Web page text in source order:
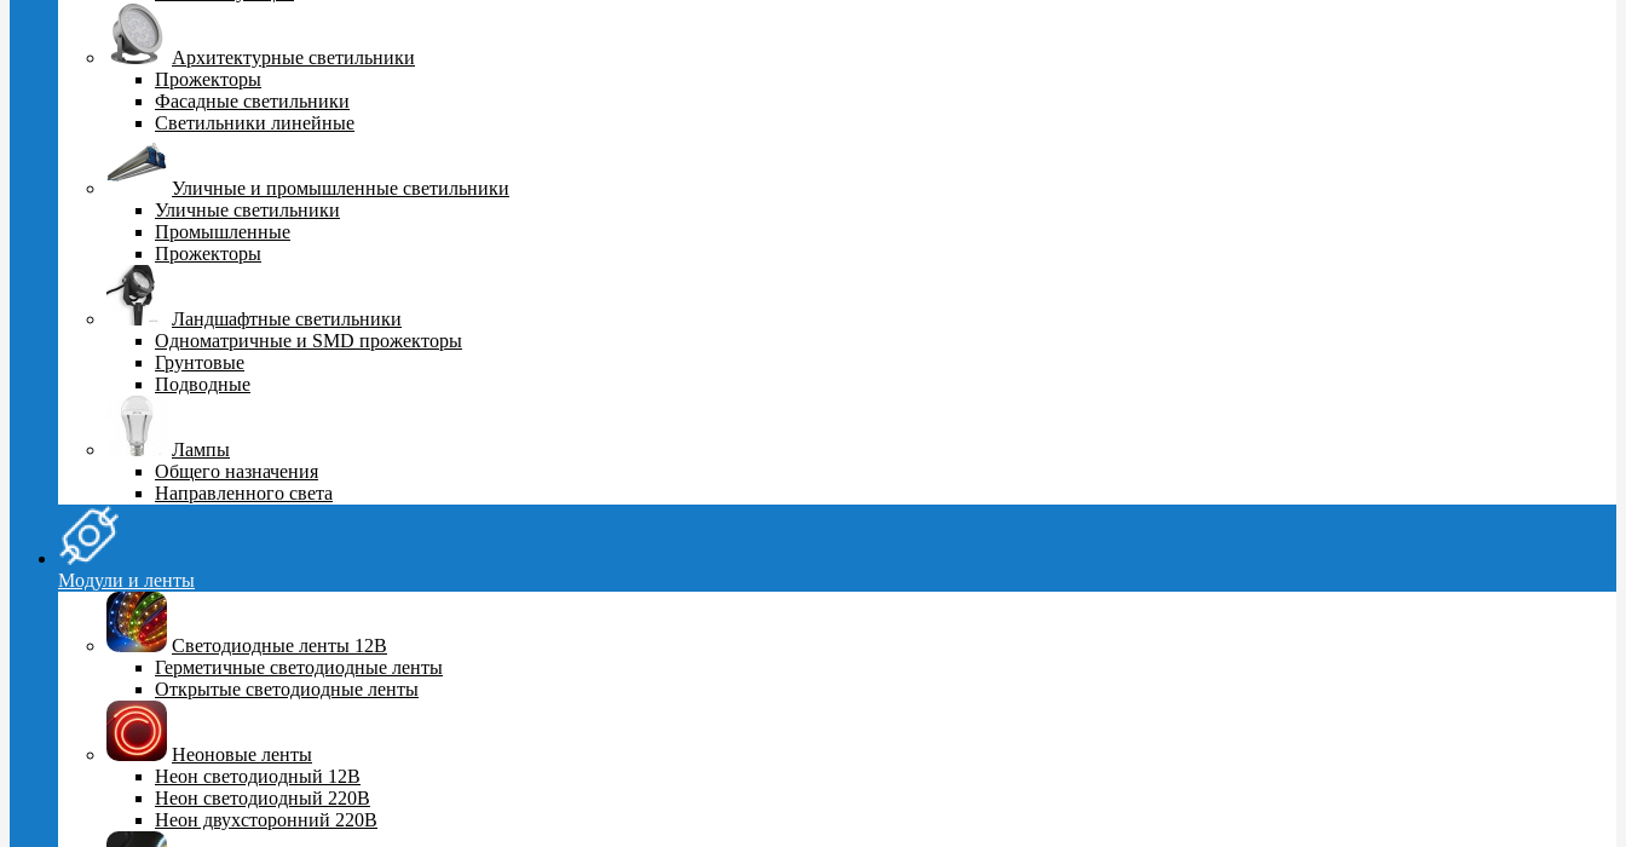
Архитектурные светильники
Прожекторы
Фасадные светильники
Светильники линейные
Уличные и промышленные светильники
Уличные светильники
Промышленные
Прожекторы
Ландшафтные светильники
Одноматричные и SMD прожекторы
Грунтовые
Подводные
Лампы
Общего назначения
Направленного света
Модули и ленты
Светодиодные ленты 12В
Герметичные светодиодные ленты
Открытые светодиодные ленты
Неоновые ленты
Неон светодиодный 12В
Неон светодиодный 220В
Неон двухсторонний 220В